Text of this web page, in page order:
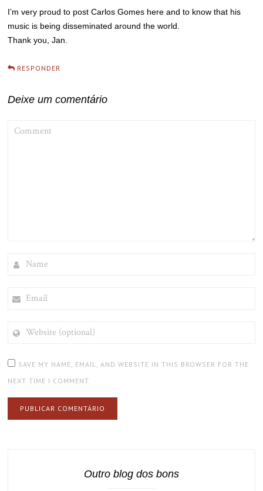
I’m very proud to post Carlos Gomes here and to know that his
music is being disseminated around the world.
Thank you, Jan.
RESPONDER
Deixe um comentário
(OPTIONAL)
SAVE MY NAME, EMAIL, AND WEBSITE IN THIS BROWSER FOR THE
NEXT TIME I COMMENT.
Outro blog dos bons